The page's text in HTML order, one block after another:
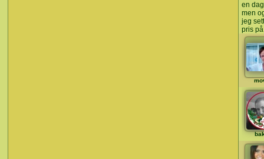
en
men
jeg
pris